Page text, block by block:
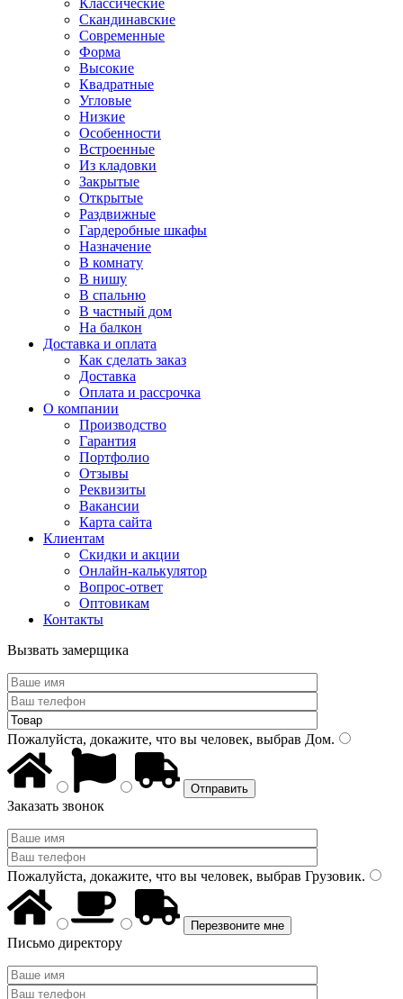
Классические
Скандинавские
Современные
Форма
Высокие
Квадратные
Угловые
Низкие
Особенности
Встроенные
Из кладовки
Закрытые
Открытые
Раздвижные
Гардеробные шкафы
Назначение
В комнату
В нишу
В спальню
В частный дом
На балкон
Доставка и оплата
Как сделать заказ
Доставка
Оплата и рассрочка
О компании
Производство
Гарантия
Портфолио
Отзывы
Реквизиты
Вакансии
Карта сайта
Клиентам
Скидки и акции
Онлайн-калькулятор
Вопрос-ответ
Оптовикам
Контакты
Вызвать замерщика
Пожалуйста, докажите, что вы человек, выбрав Дом.
Заказать звонок
Пожалуйста, докажите, что вы человек, выбрав Грузовик.
Письмо директору